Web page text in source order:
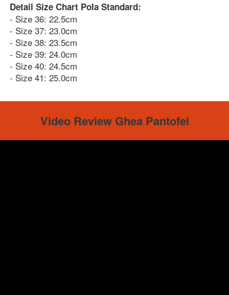
Detail Size Chart Pola Standard:
- Size 36: 22.5cm
- Size 37: 23.0cm
- Size 38: 23.5cm
- Size 39: 24.0cm
- Size 40: 24.5cm
- Size 41: 25.0cm
Video Review Ghea Pantofel